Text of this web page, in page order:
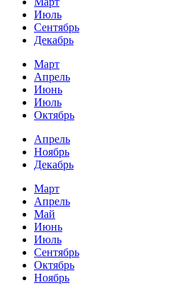
Июль
Сентябрь
Декабрь
Март
Апрель
Июнь
Июль
Октябрь
Апрель
Ноябрь
Декабрь
Март
Апрель
Май
Июнь
Июль
Сентябрь
Октябрь
Ноябрь